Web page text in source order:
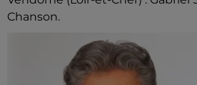
Chanson.